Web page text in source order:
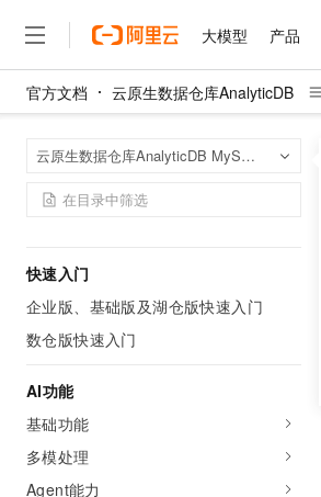
大模型 产品
官方文档 云原生数据仓库AnalyticDB
云原生数据仓库AnalyticDB MySQL版
产品简介
产品计费
快速入门
企业版、基础版及湖仓版快速入门
数仓版快速入门
AI功能
基础功能
多模处理
Agent能力
大模型
产品
计算
容器
存储
网络与CDN
解决方案
互联网应用开发
大数据
现代化应用
安全
权益
定价
云市场
伙伴
服务
了解阿里云